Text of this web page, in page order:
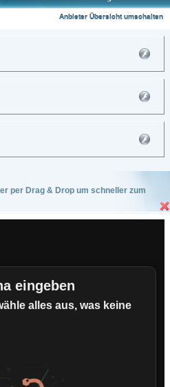
Anbieter Übersicht umschalten
per Drag & Drop um schneller zum